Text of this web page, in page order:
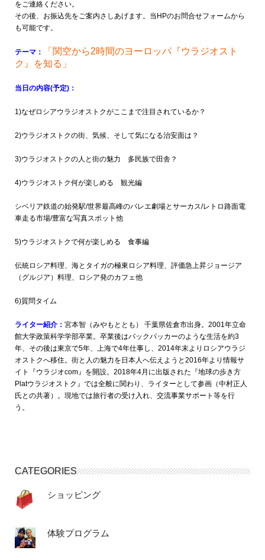
をご連絡ください。
その後、お振込先をご案内さしあげます。当HPのお問合せフォームから
も可能です。
テーマ：
「関空から2時間のヨーロッパ『ウラジオスト
ク』を知る」
当日の内容(予定)：
1)なぜロシアウラジオストクがここまで注目されているか？
2)ウラジオストクの街、気候、そして気になる治安面は？
3)ウラジオストクの人と街の魅力 多民族で田舎？
4)ウラジオストク何が楽しめる 観光編
シベリア鉄道の始発駅/世界最高峰のバレエ劇場とサーカス/レトロ路面電
車走る市場/豊富な写真スポット他
5)ウラジオストクで何が楽しめる 食事編
伝統ロシア料理、海とタイガの極東ロシア料理、評価急上昇ジョージア
（グルジア）料理、ロシア発のカフェ他
6)質問タイム
ライター紹介： 宮本智（みやもととも） 千葉県佐倉市出身。2001年立命
館大学政策科学学部卒業。卒業後はバックパッカーのような生活を約3
年、その後は東京で5年、上海で4年仕事し、2014年末よりロシアウラジ
オストクへ移住。街と人の魅力を日本人へ伝えようと2016年より情報サ
イト『ウラジオcom』を開設。2018年4月に出版された『地球の歩き方
Platウラジオストク』では全般に関わり、ライターとして参画（中村正人
氏との共著）。現地では旅行者の受け入れ、交流事業サポート等を行
う。
CATEGORIES
ショッピング
体験プログラム